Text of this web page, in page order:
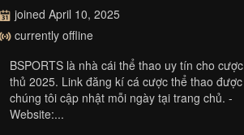
joined April 10, 2025
currently offline
BSPORTS là nhà cái thể thao uy tín cho cược
thủ 2025. Link đăng kí cá cược thể thao được
chúng tôi cập nhật mỗi ngày tại trang chủ. -
Website:...